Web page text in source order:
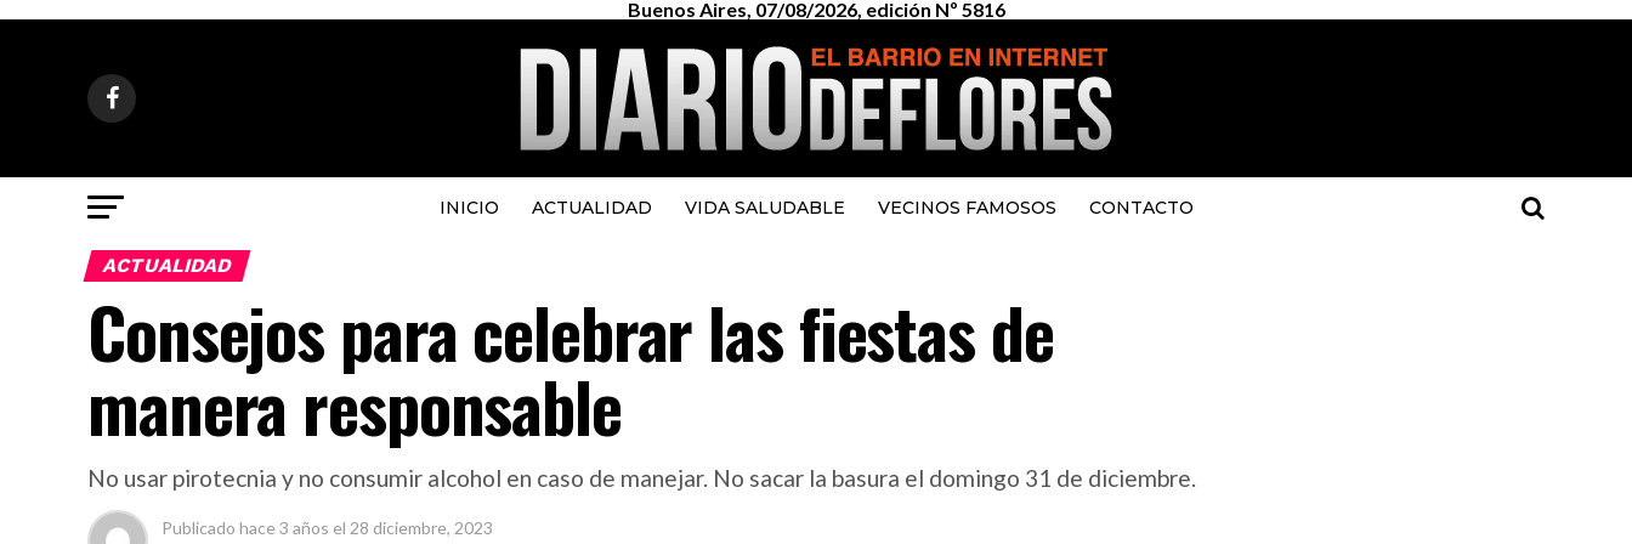
Buenos Aires, 07/08/2026, edición Nº 5816
INICIO ACTUALIDAD VIDA SALUDABLE VECINOS FAMOSOS CONTACTO
ACTUALIDAD
Consejos para celebrar las fiestas de
manera responsable
No usar pirotecnia y no consumir alcohol en caso de manejar. No sacar la basura el domingo 31 de diciembre.
Publicado hace 3 años el 28 diciembre, 2023